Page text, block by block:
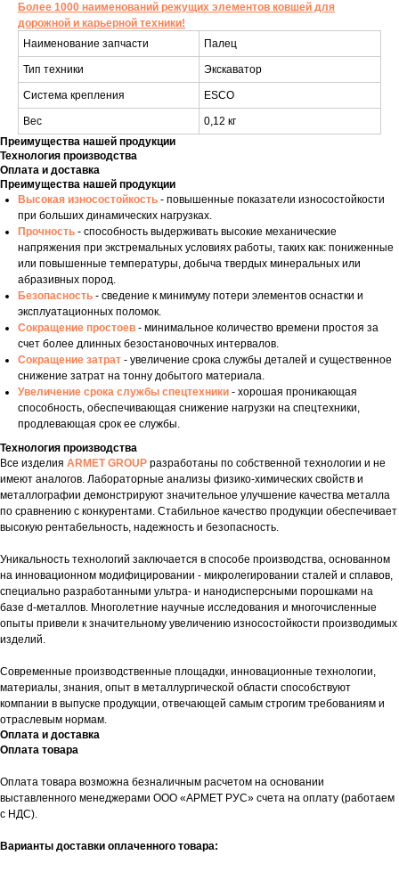
Более 1000 наименований режущих элементов ковшей для
дорожной и карьерной техники!
Наименование запчасти
Палец
Тип техники Экскаватор
Система крепления ESCO
Вес
0,12 кг
Преимущества нашей продукции
Технология производства
Оплата и доставка
Преимущества нашей продукции
Высокая износостойкость - повышенные показатели износостойкости
при больших динамических нагрузках.
Прочность - способность выдерживать высокие механические
напряжения при экстремальных условиях работы, таких как: пониженные
или повышенные температуры, добыча твердых минеральных или
абразивных пород.
Безопасность - сведение к минимуму потери элементов оснастки и
эксплуатационных поломок.
Сокращение простоев - минимальное количество времени простоя за
счет более длинных безостановочных интервалов.
Сокращение затрат - увеличение срока службы деталей и существенное
снижение затрат на тонну добытого материала.
Увеличение срока службы спецтехники - хорошая проникающая
способность, обеспечивающая снижение нагрузки на спецтехники,
продлевающая срок ее службы.
Технология производства
Все изделия ARMET GROUP разработаны по собственной технологии и не
имеют аналогов. Лабораторные анализы физико-химических свойств и
металлографии демонстрируют значительное улучшение качества металла
по сравнению с конкурентами. Стабильное качество продукции обеспечивает
высокую рентабельность, надежность и безопасность.
Уникальность технологий заключается в способе производства, основанном
на инновационном модифицировании - микролегировании сталей и сплавов,
специально разработанными ультра- и нанодисперсными порошками на
базе d-металлов. Многолетние научные исследования и многочисленные
опыты привели к значительному увеличению износостойкости производимых
изделий.
Современные производственные площадки, инновационные технологии,
материалы, знания, опыт в металлургической области способствуют
компании в выпуске продукции, отвечающей самым строгим требованиям и
отраслевым нормам.
Оплата и доставка
Оплата товара
Оплата товара возможна безналичным расчетом на основании
выставленного менеджерами ООО «АРМЕТ РУС» счета на оплату (работаем
с НДС).
Варианты доставки оплаченного товара: